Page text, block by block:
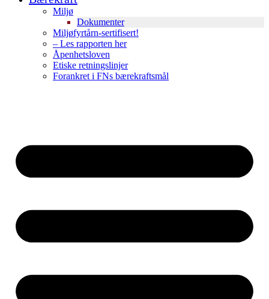
Miljø
Dokumenter
Miljøfyrtårn-sertifisert!
– Les rapporten her
Åpenhetsloven
Etiske retningslinjer
Forankret i FNs bærekraftsmål